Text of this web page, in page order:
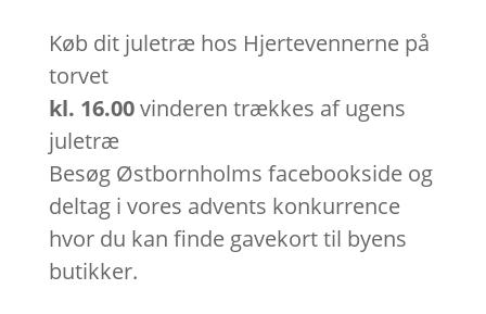
Køb dit juletræ hos Hjertevennerne på
torvet
kl. 16.00vinderen trækkes af ugens
juletræ
Besøg Østbornholms facebookside og
deltag i vores advents konkurrence
hvor du kan finde gavekort til byens
butikker.